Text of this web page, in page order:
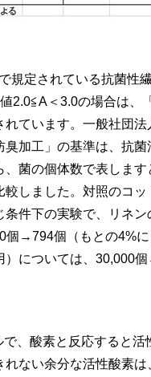
規定されている抗菌性
2.0≦A＜3.0の場合は
れています。一般社団
加工」の基準は、抗
菌の個体数で表しま
較しました。対照のコ
条件下の実験で、リネ
個→794個（もとの4%
）については、30,000
、酸素と反応すると
れない余分な活性酸素